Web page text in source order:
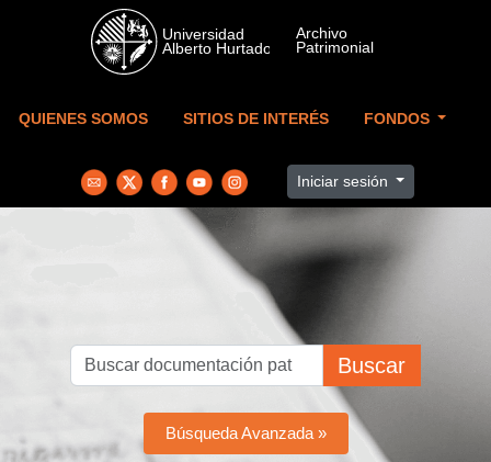
Skip to main content
QUIENES SOMOS SITIOS DE INTERÉS FONDOS
Iniciar sesión
Buscar
Búsqueda Avanzada »